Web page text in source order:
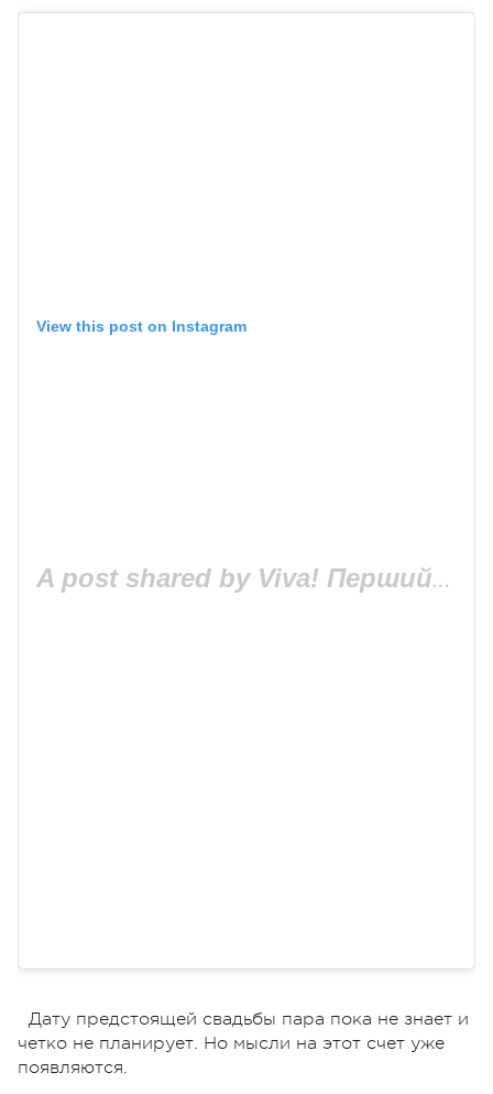
View this post on Instagram
A post shared by Viva! Перший журнал про зірок (@viva_ukraine_magazine)
Дату предстоящей свадьбы пара пока не знает и
четко не планирует. Но мысли на этот счет уже
появляются.